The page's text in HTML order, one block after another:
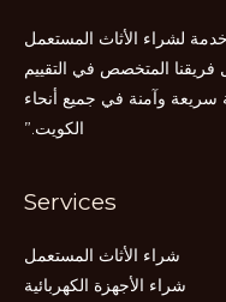
لشراء الأثاث المستعمل
فريقنا المتخصص في التقييم
سريعة وآمنة في جميع أنحاء
الكويت.”
Services
شراء الأثاث المستعمل
شراء الأجهزة الكهربائية